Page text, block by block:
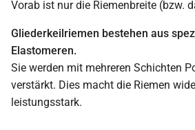
Vorab ist nur die Riemenbreite (bzw.
Gliederkeilriemen bestehen aus
Elastomeren.
Sie werden mit mehreren Schichten
verstärkt. Dies macht die Riemen
leistungsstark.